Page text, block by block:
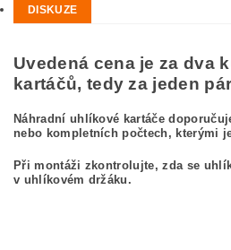
DISKUZE
Uvedená cena je za dva
kartáčů, tedy za jeden
Náhradní uhlíkové kartáče
nebo kompletních počtech, kterými
Při montáži zkontrolujte, zda se
v uhlíkovém držáku.